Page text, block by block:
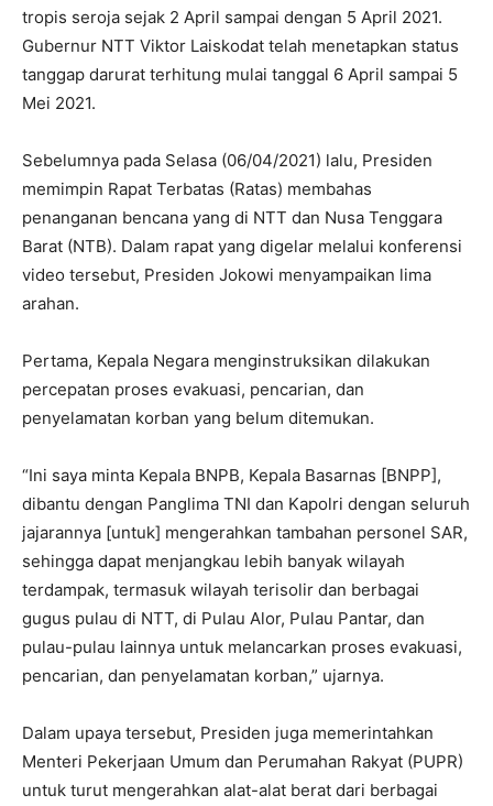
tropis seroja sejak 2 April sampai dengan 5 April 2021.
Gubernur NTT Viktor Laiskodat telah menetapkan status
tanggap darurat terhitung mulai tanggal 6 April sampai 5
Mei 2021.
Sebelumnya pada Selasa (06/04/2021) lalu, Presiden
memimpin Rapat Terbatas (Ratas) membahas
penanganan bencana yang di NTT dan Nusa Tenggara
Barat (NTB). Dalam rapat yang digelar melalui konferensi
video tersebut, Presiden Jokowi menyampaikan lima
arahan.
Pertama, Kepala Negara menginstruksikan dilakukan
percepatan proses evakuasi, pencarian, dan
penyelamatan korban yang belum ditemukan.
“Ini saya minta Kepala BNPB, Kepala Basarnas [BNPP],
dibantu dengan Panglima TNI dan Kapolri dengan seluruh
jajarannya [untuk] mengerahkan tambahan personel SAR,
sehingga dapat menjangkau lebih banyak wilayah
terdampak, termasuk wilayah terisolir dan berbagai
gugus pulau di NTT, di Pulau Alor, Pulau Pantar, dan
pulau-pulau lainnya untuk melancarkan proses evakuasi,
pencarian, dan penyelamatan korban,” ujarnya.
Dalam upaya tersebut, Presiden juga memerintahkan
Menteri Pekerjaan Umum dan Perumahan Rakyat (PUPR)
untuk turut mengerahkan alat-alat berat dari berbagai